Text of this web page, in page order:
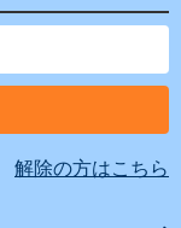
解除の方はこちら